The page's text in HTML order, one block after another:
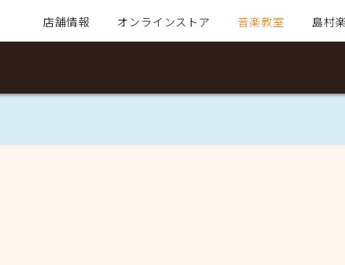
店舗情報 オンラインストア 音楽教室 島村